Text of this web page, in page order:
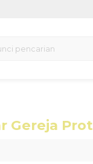
Gereja